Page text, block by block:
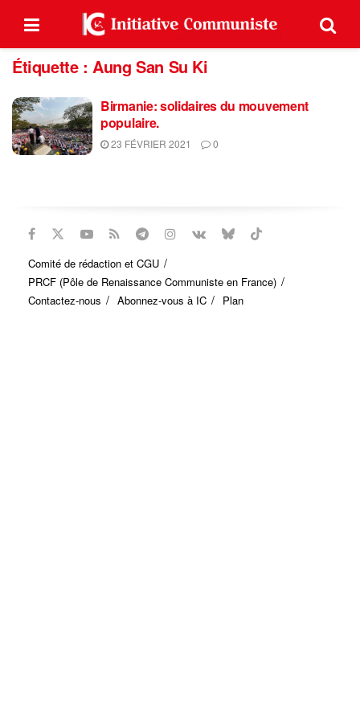
Étiquette :Aung San Su Ki
Birmanie: solidaires du mouvement
populaire.
23 FÉVRIER 2021 0
Comité de rédaction et CGU
PRCF (Pôle de Renaissance Communiste en France)
Contactez-nous
Abonnez-vous à IC Plan